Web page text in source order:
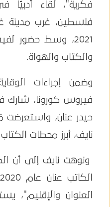
فكرية"، لقاء
2021، وسط حضور
والكتاب والهواة.
وضمن إجراءات
فيروس كورونا، شارك
حيدر عنان، واستعرضت
نايف، أبرز محطات الكتاب
ونوهت نايف إلى أن
العنوان والإقليم"،